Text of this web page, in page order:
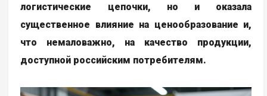
логистические цепочки, но и оказала
существенное влияние на ценообразование и,
что немаловажно, на качество продукции,
доступной российским потребителям.